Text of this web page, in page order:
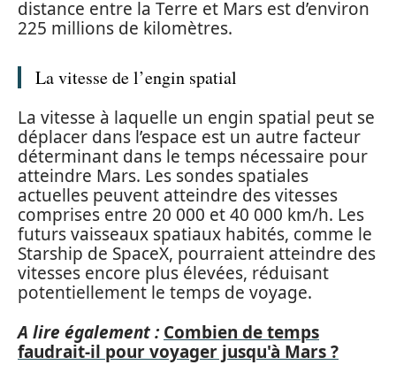
distance entre la Terre et Mars est d’environ
225 millions de kilomètres.
La vitesse de l’engin spatial
La vitesse à laquelle un engin spatial peut se
déplacer dans l’espace est un autre facteur
déterminant dans le temps nécessaire pour
atteindre Mars. Les sondes spatiales
actuelles peuvent atteindre des vitesses
comprises entre 20 000 et 40 000 km/h. Les
futurs vaisseaux spatiaux habités, comme le
Starship de SpaceX, pourraient atteindre des
vitesses encore plus élevées, réduisant
potentiellement le temps de voyage.
A lire également : Combien de temps
faudrait-il pour voyager jusqu'à Mars ?